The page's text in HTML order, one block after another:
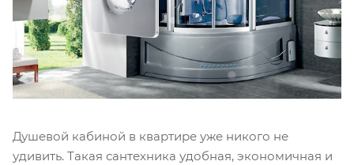
Душевой кабиной в квартире уже никого не
удивить. Такая сантехника удобная, экономичная и